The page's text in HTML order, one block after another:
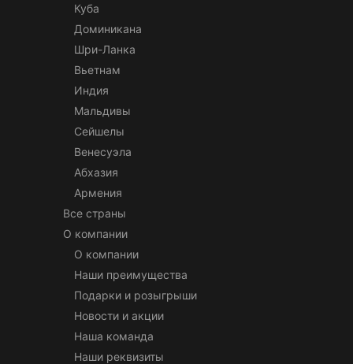
Куба
Доминикана
Шри-Ланка
Вьетнам
Индия
Мальдивы
Сейшелы
Венесуэла
Абхазия
Армения
Все страны
О компании
О компании
Наши преимущества
Подарки и розыгрыши
Новости и акции
Наша команда
Наши реквизиты